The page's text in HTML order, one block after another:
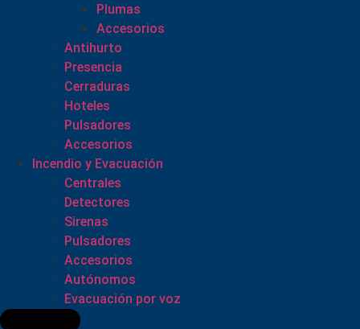
Plumas
Accesorios
Antihurto
Presencia
Cerraduras
Hoteles
Pulsadores
Accesorios
Incendio y Evacuación
Centrales
Detectores
Sirenas
Pulsadores
Accesorios
Autónomos
Evacuación por voz